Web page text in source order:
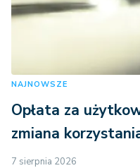
NAJNOWSZE
Opłata za
zmiana
7 sierpnia 2026